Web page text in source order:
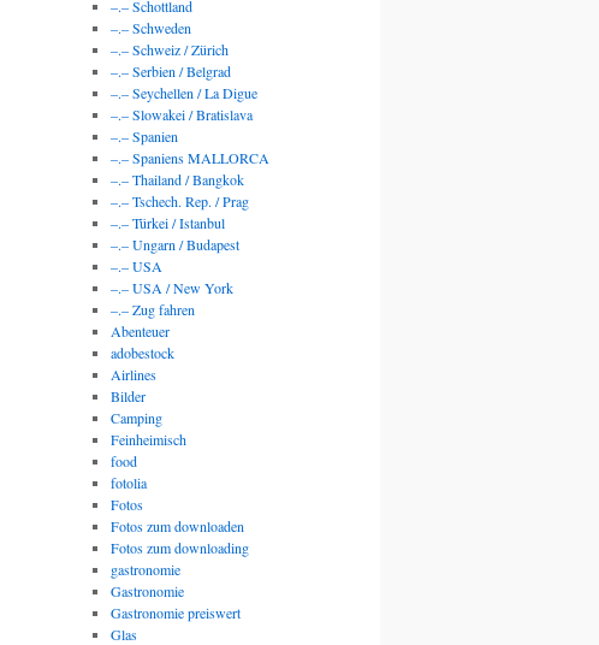
–.– Schottland
–.– Schweden
–.– Schweiz / Zürich
–.– Serbien / Belgrad
–.– Seychellen / La Digue
–.– Slowakei / Bratislava
–.– Spanien
–.– Spaniens MALLORCA
–.– Thailand / Bangkok
–.– Tschech. Rep. / Prag
–.– Türkei / Istanbul
–.– Ungarn / Budapest
–.– USA
–.– USA / New York
–.– Zug fahren
Abenteuer
adobestock
Airlines
Bilder
Camping
Feinheimisch
food
fotolia
Fotos
Fotos zum downloaden
Fotos zum downloading
gastronomie
Gastronomie
Gastronomie preiswert
Glas